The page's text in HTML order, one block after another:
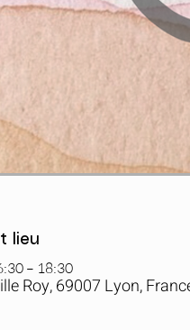
lieu
– 18:30
Roy, 69007 Lyon,